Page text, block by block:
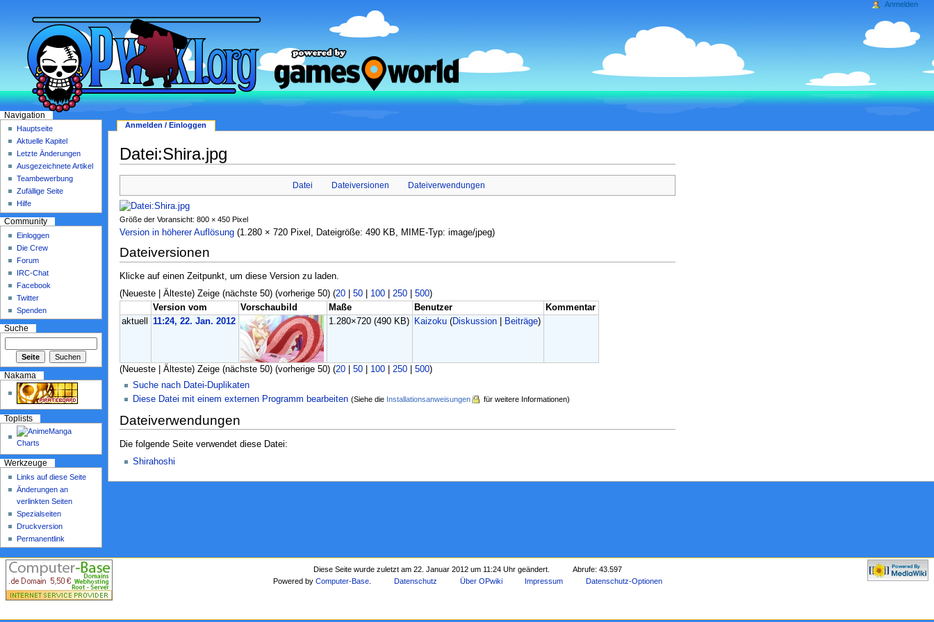
Datei:Shira.jpg
Datei Dateiversionen Dateiverwendungen
Größe der Voransicht: 800 × 450 Pixel
Version in höherer Auflösung‎ (1.280 × 720 Pixel, Dateigröße: 490 KB, MIME-Typ: image/jpeg)
Dateiversionen
Klicke auf einen Zeitpunkt, um diese Version zu laden.
(Neueste | Älteste) Zeige (nächste 50) (vorherige 50) (20| 50| 100| 250| 500)
Version vom
Vorschaubild Maße Benutzer
Kommentar
aktuell
11:24, 22. Jan. 2012 1.280×720(490 KB) Kaizoku (Diskussion Beiträge)
(Neueste | Älteste) Zeige (nächste 50) (vorherige 50) (20| 50| 100| 250| 500)
Suche nach Datei-Duplikaten
Diese Datei mit einem externen Programm bearbeiten (Siehe die Installationsanweisungen für weitere Informationen)
Dateiverwendungen
Die folgende Seite verwendet diese Datei:
Shirahoshi
Anmelden / Einloggen
Anmelden
Navigation
Hauptseite
Aktuelle Kapitel
Letzte Änderungen
Ausgezeichnete Artikel
Teambewerbung
Zufällige Seite
Hilfe
Community
Einloggen
Die Crew
Forum
IRC-Chat
Facebook
Twitter
Spenden
Suche
Nakama
Toplists
Werkzeuge
Links auf diese Seite
Änderungen an
verlinkten Seiten
Spezialseiten
Druckversion
Permanentlink
Diese Seite wurde zuletzt am 22. Januar 2012 um 11:24 Uhr geändert.
Abrufe: 43.597
Powered byComputer-Base Datenschutz Über OPwiki Impressum Datenschutz-Optionen